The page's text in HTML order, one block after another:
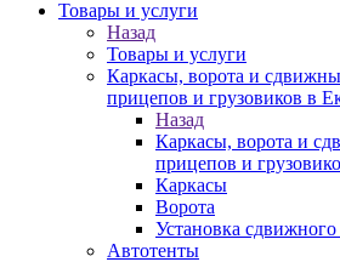
Товары и услуги
Назад
Товары и услуги
Каркасы, ворота и
прицепов и грузовиков в
Назад
Каркасы, ворота и
прицепов и
Каркасы
Ворота
Установка
Автотенты